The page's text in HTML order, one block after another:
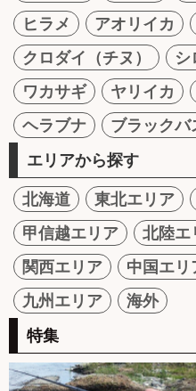
ヒラメ
アオリイカ
クロダイ（チヌ）
シ
ワカサギ
ヤリイカ
ヘラブナ
ブラックバ
エリアから探す
北海道 東北エリア
甲信越エリア
北陸エ
関西エリア
中国エリ
九州エリア
海外
特集